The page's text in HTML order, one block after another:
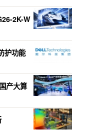
2K-W
护功能
产大算